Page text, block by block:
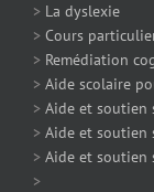
> La dyslexie
> Cours
> Remédiation
> Aide scolaire
> Aide et soutien
> Aide et soutien
> Aide et soutien
>